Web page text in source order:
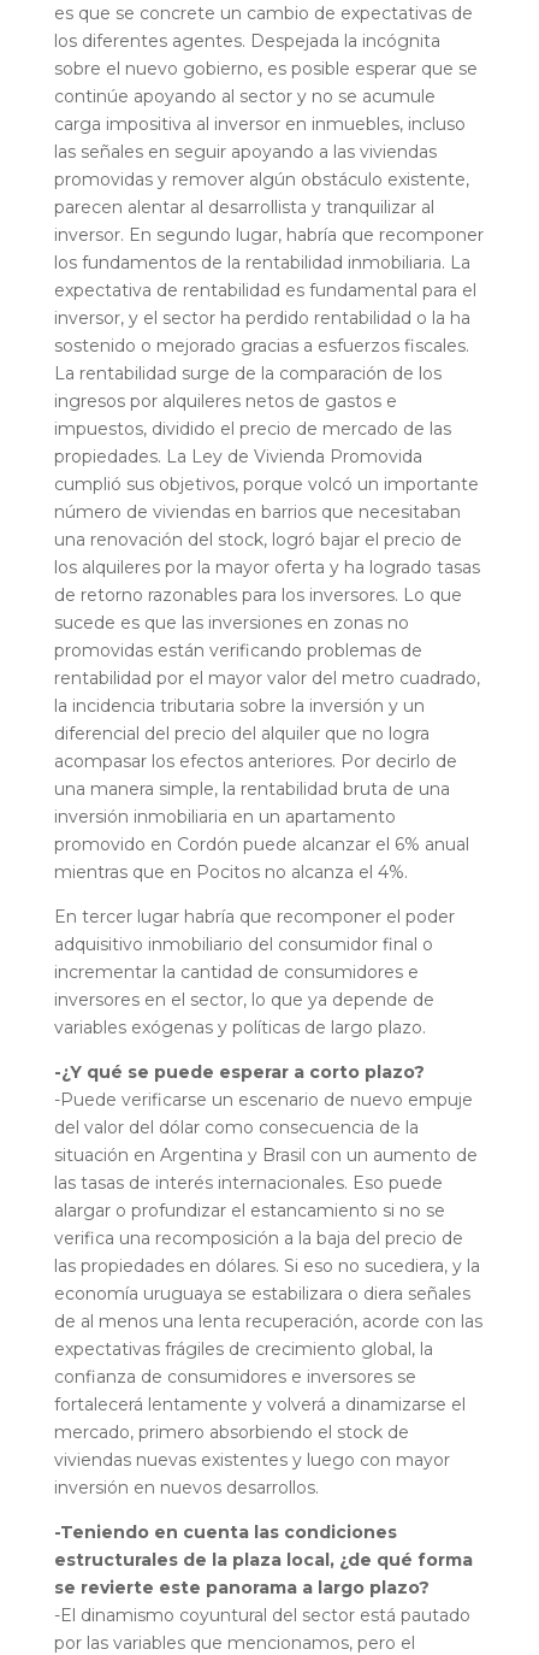
es que se concrete un cambio de expectativas de
los diferentes agentes. Despejada la incógnita
sobre el nuevo gobierno, es posible esperar que se
continúe apoyando al sector y no se acumule
carga impositiva al inversor en inmuebles, incluso
las señales en seguir apoyando a las viviendas
promovidas y remover algún obstáculo existente,
parecen alentar al desarrollista y tranquilizar al
inversor. En segundo lugar, habría que recomponer
los fundamentos de la rentabilidad inmobiliaria. La
expectativa de rentabilidad es fundamental para el
inversor, y el sector ha perdido rentabilidad o la ha
sostenido o mejorado gracias a esfuerzos fiscales.
La rentabilidad surge de la comparación de los
ingresos por alquileres netos de gastos e
impuestos, dividido el precio de mercado de las
propiedades. La Ley de Vivienda Promovida
cumplió sus objetivos, porque volcó un importante
número de viviendas en barrios que necesitaban
una renovación del stock, logró bajar el precio de
los alquileres por la mayor oferta y ha logrado tasas
de retorno razonables para los inversores. Lo que
sucede es que las inversiones en zonas no
promovidas están verificando problemas de
rentabilidad por el mayor valor del metro cuadrado,
la incidencia tributaria sobre la inversión y un
diferencial del precio del alquiler que no logra
acompasar los efectos anteriores. Por decirlo de
una manera simple, la rentabilidad bruta de una
inversión inmobiliaria en un apartamento
promovido en Cordón puede alcanzar el 6% anual
mientras que en Pocitos no alcanza el 4%.
En tercer lugar habría que recomponer el poder
adquisitivo inmobiliario del consumidor final o
incrementar la cantidad de consumidores e
inversores en el sector, lo que ya depende de
variables exógenas y políticas de largo plazo.
-¿Y qué se puede esperar a corto plazo?
-Puede verificarse un escenario de nuevo empuje
del valor del dólar como consecuencia de la
situación en Argentina y Brasil con un aumento de
las tasas de interés internacionales. Eso puede
alargar o profundizar el estancamiento si no se
verifica una recomposición a la baja del precio de
las propiedades en dólares. Si eso no sucediera, y la
economía uruguaya se estabilizara o diera señales
de al menos una lenta recuperación, acorde con las
expectativas frágiles de crecimiento global, la
confianza de consumidores e inversores se
fortalecerá lentamente y volverá a dinamizarse el
mercado, primero absorbiendo el stock de
viviendas nuevas existentes y luego con mayor
inversión en nuevos desarrollos.
-Teniendo en cuenta las condiciones
estructurales de la plaza local, ¿de qué forma
se revierte este panorama a largo plazo?
-El dinamismo coyuntural del sector está pautado
por las variables que mencionamos, pero el